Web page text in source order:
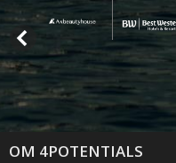
OM 4POTENTIALS